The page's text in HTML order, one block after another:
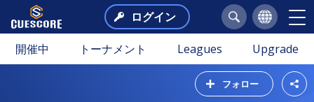
ログイン
開催中 トーナメント Leagues Upgrade
フォロー